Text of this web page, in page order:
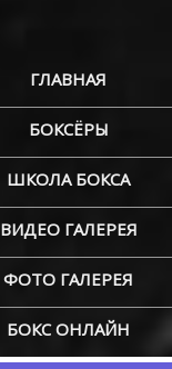
ГЛАВНАЯ
БОКСЁРЫ
ШКОЛА БОКСА
ВИДЕО ГАЛЕРЕЯ
ФОТО ГАЛЕРЕЯ
БОКС ОНЛАЙН